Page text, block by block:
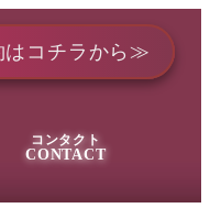
はコチラから≫
コンタクト
CONTACT